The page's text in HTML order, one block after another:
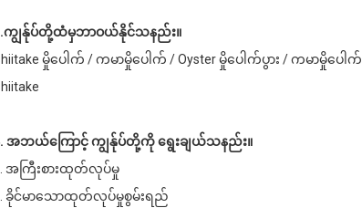
ကျွန်ုပ်တို့ထံမှဘာဝယ်နိုင်သနည်း။
မှိုပေါက် / ကမာမှိုပေါက် / Oyster မှိုပေါက်ပွား / ကမာမှိုပ
အဘယ်ကြောင့် ကျွန်ုပ်တို့ကို ရွေးချယ်သနည်း။
အကြီးစားထုတ်လုပ်မှု
ခိုင်မာသောထုတ်လုပ်မှုစွမ်းရည်